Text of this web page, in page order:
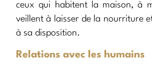
ceux qui habitent la maison, à
veillent à laisser de la nourriture
à sa disposition.
Relations avec les humains